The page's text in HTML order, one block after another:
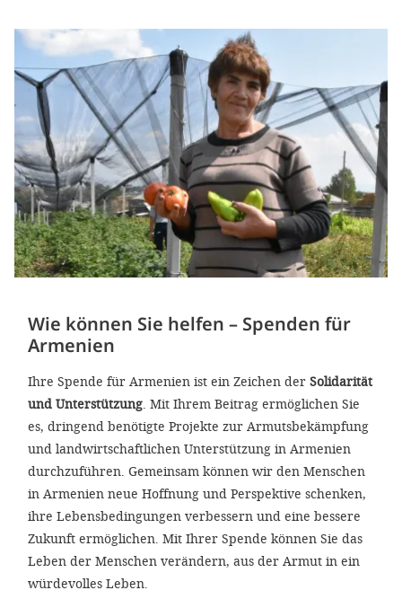
Wie können Sie helfen – Spenden für
Armenien
Ihre Spende für Armenien ist ein Zeichen der Solidarität
und Unterstützung. Mit Ihrem Beitrag ermöglichen Sie
es, dringend benötigte Projekte zur Armutsbekämpfung
und landwirtschaftlichen Unterstützung in Armenien
durchzuführen. Gemeinsam können wir den Menschen
in Armenien neue Hoffnung und Perspektive schenken,
ihre Lebensbedingungen verbessern und eine bessere
Zukunft ermöglichen. Mit Ihrer Spende können Sie das
Leben der Menschen verändern, aus der Armut in ein
würdevolles Leben.